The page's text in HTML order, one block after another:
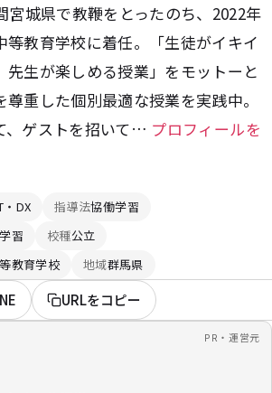
宮城県で教鞭をとったのち、2022年
等教育学校に着任。「生徒がイキイ
先生が楽しめる授業」をモットーと
重した個別最適な授業を実践中。
、ゲストを招いて… プロフィールを
・DX 指導法協働学習
習 校種公立
教育学校 地域群馬県
URLをコピー
PR・運営元